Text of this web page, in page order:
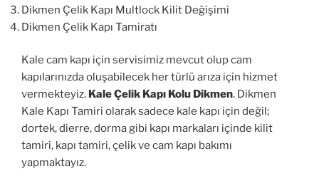
Dikmen Çelik Kapı Multlock Kilit Değişimi
Dikmen Çelik Kapı Tamiratı
Kale cam kapı için servisimiz mevcut olup cam
kapılarınızda oluşabilecek her türlü arıza için hizmet
vermekteyiz. Kale Çelik Kapı Kolu Dikmen. Dikmen
Kale Kapı Tamiri olarak sadece kale kapı için değil;
dortek, dierre, dorma gibi kapı markaları içinde kilit
tamiri, kapı tamiri, çelik ve cam kapı bakımı
yapmaktayız.